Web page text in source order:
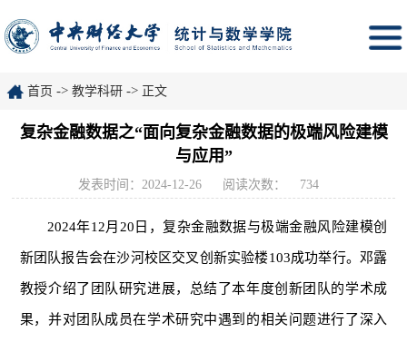
首页 -> 教学科研 -> 正文
复杂金融数据之“面向复杂金融数据的极端风险建模
与应用”
发表时间：2024-12-26 阅读次数： 734
2024年12月20日，复杂金融数据与极端金融风险建模创
新团队报告会在沙河校区交叉创新实验楼103成功举行。邓露
教授介绍了团队研究进展，总结了本年度创新团队的学术成
果，并对团队成员在学术研究中遇到的相关问题进行了深入